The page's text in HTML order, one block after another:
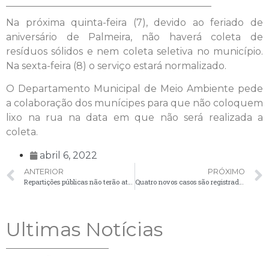
Na próxima quinta-feira (7), devido ao feriado de
aniversário de Palmeira, não haverá coleta de
resíduos sólidos e nem coleta seletiva no município.
Na sexta-feira (8) o serviço estará normalizado.
O Departamento Municipal de Meio Ambiente pede
a colaboração dos munícipes para que não coloquem
lixo na rua na data em que não será realizada a
coleta.
abril 6, 2022
ANTERIOR
PRÓXIMO
Ultimas Notícias